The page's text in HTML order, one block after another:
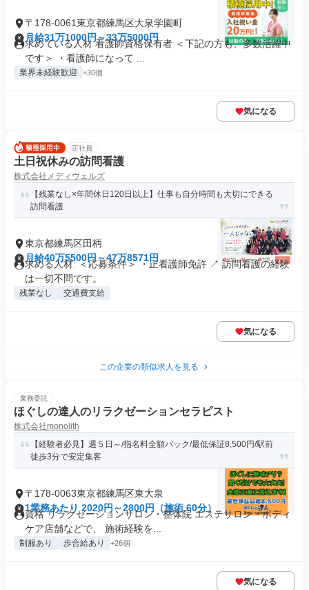
〒178-0061東京都練馬区大泉学園町
月給31万1000円～33万5000円
求めている人材 看護師資格保有者 ＜下記の方も、多数活躍中
です＞ ・看護師になって ...
業界未経験歓迎 +30個
気になる
正社員
土日祝休みの訪問看護
株式会社メディウェルズ
【残業なし×年間休日120日以上】仕事も自分時間も大切にできる
訪問看護
東京都練馬区田柄
月給40万5500円～47万8571円
求める人材: ＜応募条件＞ ・正看護師免許 ↗ 訪問看護の経験
は一切不問です。
残業なし 交通費支給
気になる
この企業の類似求人を見る
業務委託
ほぐしの達人のリラクゼーションセラピスト
株式会社monolith
【経験者必見】週５日～/指名料全額バック/最低保証8,500円/駅前
徒歩3分で安定集客
〒178-0063東京都練馬区東大泉
1業務あたり 2020円～2800円（施術 60分）
資格 リラクゼーションサロン・整体院 エステサロン・ボディ
ケア店舗などで、 施術経験を...
制服あり 歩合給あり +26個
気になる